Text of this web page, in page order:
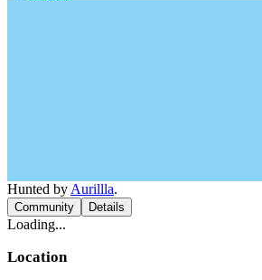
Hunted by Aurillla.
Community Details
Loading...
Location